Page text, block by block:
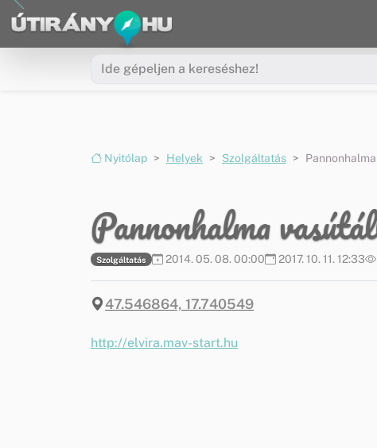
Ugrás a menüre
Ugrás a tartalomra
Nyitólap Helyek Szolgáltatás
Pannonhalma
Szolgáltatás 2014. 05. 08. 00:00 2017. 10. 11. 12:33
47.546864, 17.740549
http://elvira.mav-start.hu